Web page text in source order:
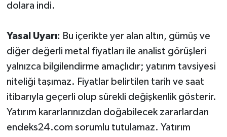
dolara indi.
Yasal Uyarı: Bu içerikte yer alan altın, gümüş ve
diğer değerli metal fiyatları ile analist görüşleri
yalnızca bilgilendirme amaçlıdır; yatırım tavsiyesi
niteliği taşımaz. Fiyatlar belirtilen tarih ve saat
itibarıyla geçerli olup sürekli değişkenlik gösterir.
Yatırım kararlarınızdan doğabilecek zararlardan
endeks24.com sorumlu tutulamaz. Yatırım